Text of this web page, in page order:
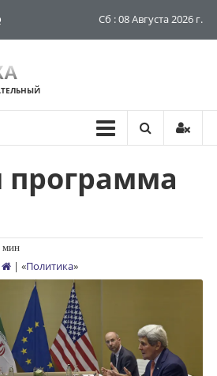
Сб : 08 Августа 2026 г.
программа
мин
| «Политика»